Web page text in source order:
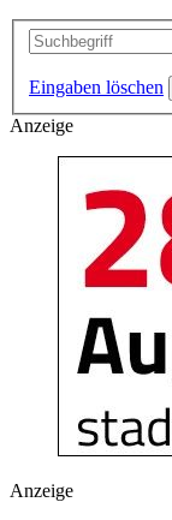
Eingaben löschen
Anzeige
Anzeige